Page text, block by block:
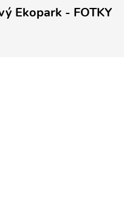
Ekopark - FOTKY